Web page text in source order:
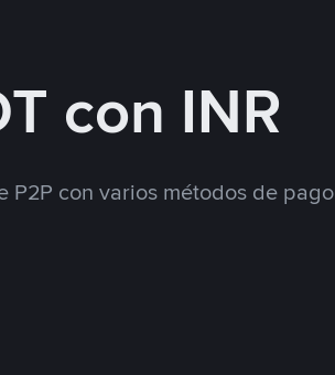
con INR
P2P con varios métodos de pago